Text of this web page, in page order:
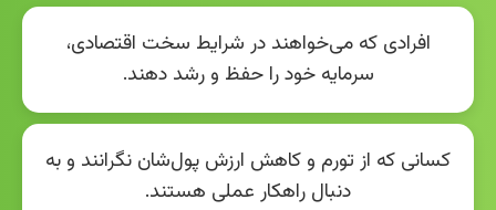
افرادی که می‌خواهند در شرایط سخت اقتصادی،
سرمایه خود را حفظ و رشد دهند.
کسانی که از تورم و کاهش ارزش پول‌شان نگرانند و به
دنبال راهکار عملی هستند.